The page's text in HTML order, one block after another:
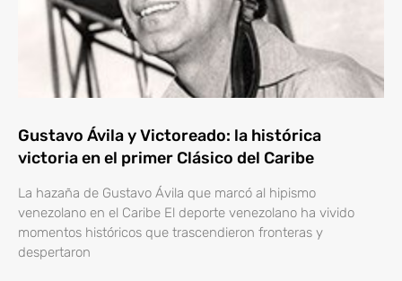
Gustavo Ávila y Victoreado: la histórica
victoria en el primer Clásico del Caribe
La hazaña de Gustavo Ávila que marcó al hipismo
venezolano en el Caribe El deporte venezolano ha vivido
momentos históricos que trascendieron fronteras y
despertaron